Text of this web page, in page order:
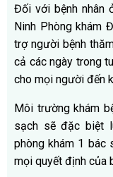
Đối với bệnh nhân
Ninh Phòng khám
trợ người bệnh
cả các ngày trong
cho mọi người đến
Môi trường khám
sạch sẽ đặc biệt
phòng khám 1 bác
mọi quyết định của